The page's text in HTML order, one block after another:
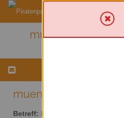
muenster - Kreis
muenster AT
Betreff: